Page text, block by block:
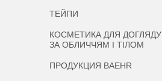
ТЕЙПИ
КОСМЕТИКА ДЛЯ ДОГЛЯДУ
ЗА ОБЛИЧЧЯМ І ТІЛОМ
ПРОДУКЦИЯ BAEHR